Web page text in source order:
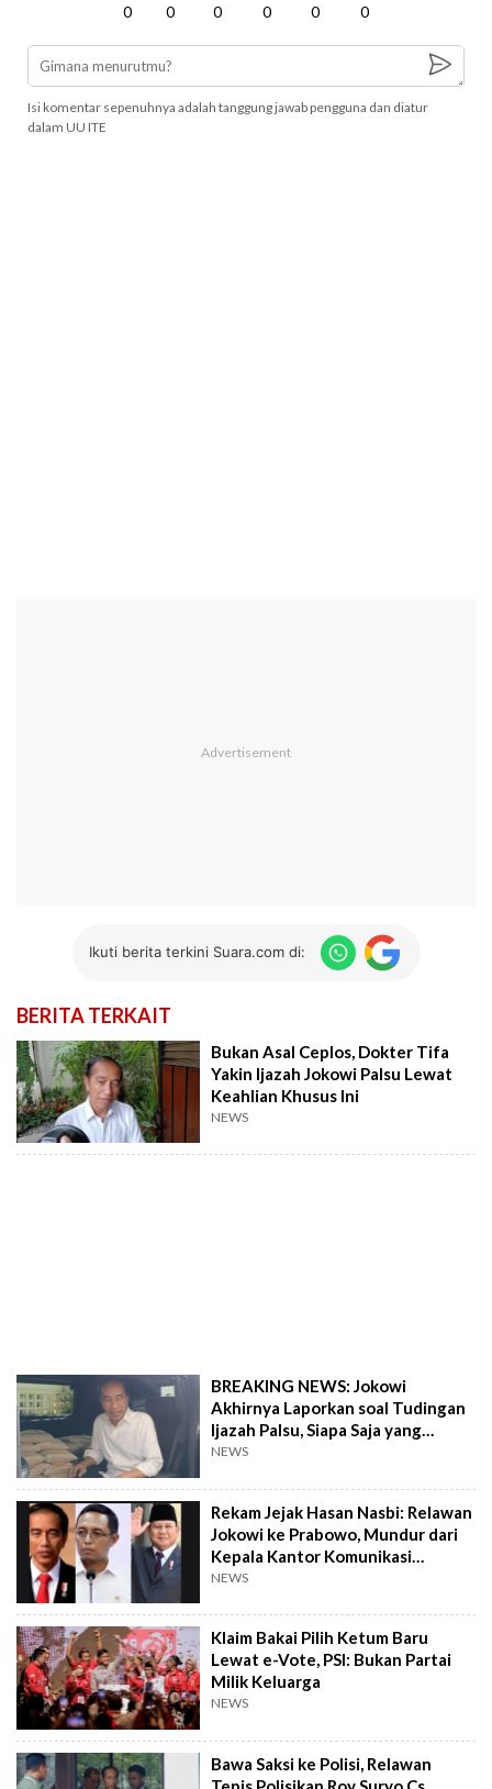
0 0 0 0 0 0
Isi komentar sepenuhnya adalah tanggung jawab pengguna dan diatur
dalam UU ITE
Ikuti berita terkini Suara.com di:
BERITA TERKAIT
Bukan Asal Ceplos, Dokter Tifa
Yakin Ijazah Jokowi Palsu Lewat
Keahlian Khusus Ini
NEWS
BREAKING NEWS: Jokowi
Akhirnya Laporkan soal Tudingan
Ijazah Palsu, Siapa Saja yang
Dipolisikan?
NEWS
Rekam Jejak Hasan Nasbi: Relawan
Jokowi ke Prabowo, Mundur dari
Kepala Kantor Komunikasi
Presiden!
NEWS
Klaim Bakai Pilih Ketum Baru
Lewat e-Vote, PSI: Bukan Partai
Milik Keluarga
NEWS
Bawa Saksi ke Polisi, Relawan